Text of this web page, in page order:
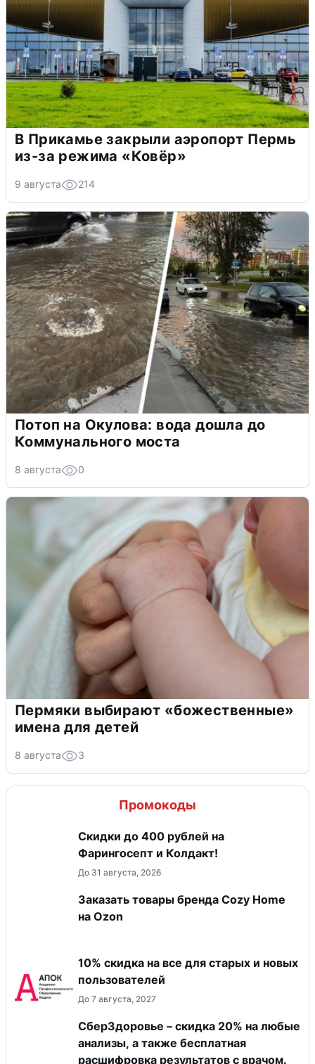
В Прикамье закрыли аэропорт Пермь
из-за режима «Ковёр»
9 августа 214
Потоп на Окулова: вода дошла до
Коммунального моста
8 августа 0
Пермяки выбирают «божественные»
имена для детей
8 августа 3
Промокоды
Скидки до 400 рублей на
Фарингосепт и Колдакт!
До 31 августа, 2026
Заказать товары бренда Cozy Home
на Ozon
10% скидка на все для старых и новых
пользователей
До 7 августа, 2027
СберЗдоровье – скидка 20% на любые
анализы, а также бесплатная
расшифровка результатов с врачом.